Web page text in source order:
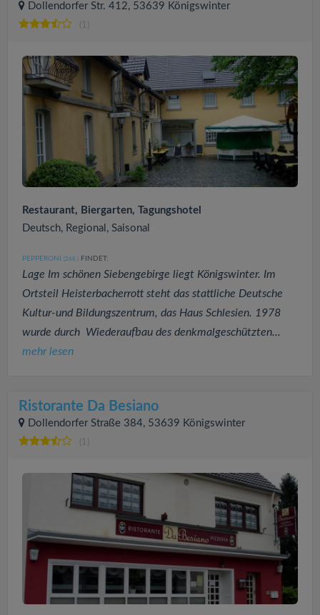
Dollendorfer Str. 412, 53639 Königswinter
(1)
Restaurant, Biergarten, Tagungshotel
Deutsch, Regional, Saisonal
PEPPERONI (268 ) FINDET:
Lage Im schönen Siebengebirge liegt Königswinter. Im
Ortsteil Heisterbacherrott steht das stattliche Deutsche
Kultur-und Bildungszentrum, das Haus Schlesien. 1978
wurde durch Wiederaufbau des denkmalgeschützten...
mehr lesen
Ristorante Da Besiano
Dollendorfer Straße 384, 53639 Königswinter
(1)